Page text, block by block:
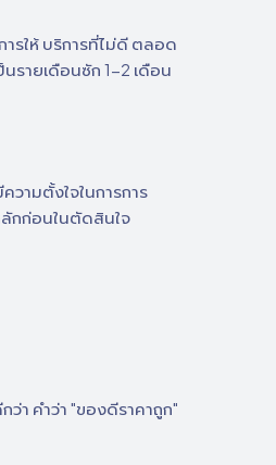
รให้ บริการที่ไม่ดี ตลอด
รายเดือนซัก 1-2 เดือน
วามตั้งใจในการการ
กก่อนในตัดสินใจ
า คำว่า "ของดีราคาถูก"